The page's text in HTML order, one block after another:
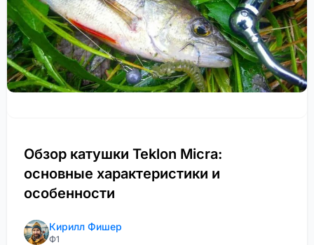
Обзор катушки Teklon Micra:
основные характеристики и
особенности
Кирилл Фишер
Ф1